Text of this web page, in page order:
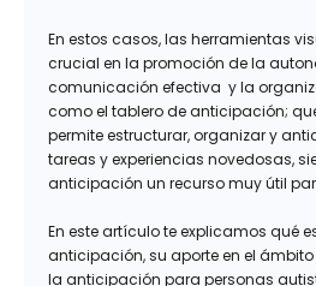
En estos casos, las herramientas
crucial en la promoción de la
comunicación efectiva y la
como el tablero de anticipación;
permite estructurar, organizar y
tareas y experiencias novedosas,
anticipación un recurso muy útil
En este artículo te explicamos qué
anticipación, su aporte en el
la anticipación para personas